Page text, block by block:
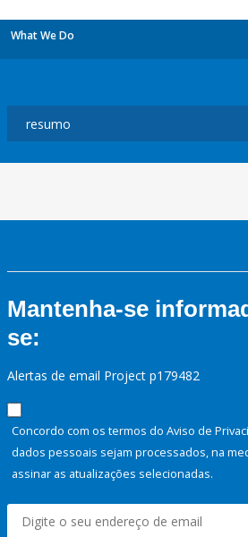
What We Do
Mantenha-se
se:
Alertas de email Project p179482
Concordo com os termos do Aviso de
dados pessoais sejam processados, na
assinar as atualizações selecionadas.